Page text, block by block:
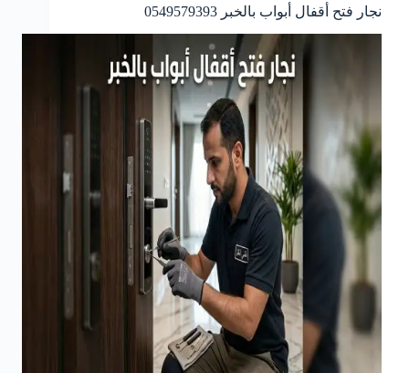
نجار فتح أقفال أبواب بالخبر 0549579393